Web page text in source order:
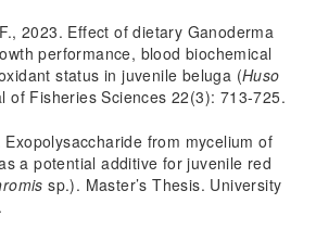
2023. Effect of dietary Ganoderma
performance, blood biochemical
status in juvenile beluga (Huso
of Fisheries Sciences 22(3): 713-725.
Exopolysaccharide from mycelium of
a potential additive for juvenile red
sp.). Master’s Thesis. University